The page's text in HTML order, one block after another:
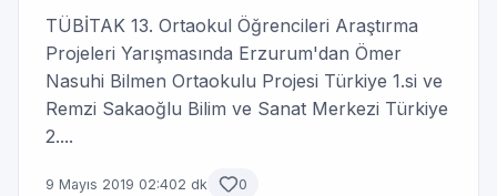
TÜBİTAK 13. Ortaokul Öğrencileri Araştırma
Projeleri Yarışmasında Erzurum'dan Ömer
Nasuhi Bilmen Ortaokulu Projesi Türkiye 1.si ve
Remzi Sakaoğlu Bilim ve Sanat Merkezi Türkiye
2....
9 Mayıs 2019 02:402 dk 0